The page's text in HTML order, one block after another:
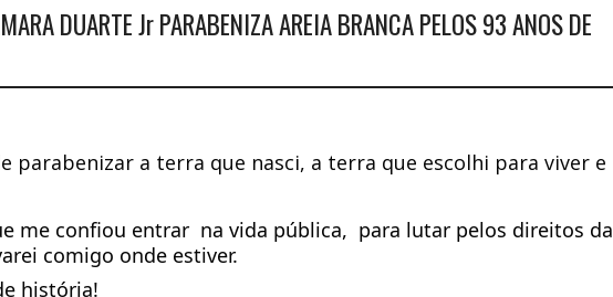
DUARTE Jr PARABENIZA AREIA BRANCA PELOS 93 ANOS DE
parabenizar a terra que nasci, a terra que escolhi para viver e
me confiou entrar  na vida pública,  para lutar pelos direitos da
comigo onde estiver.
história!